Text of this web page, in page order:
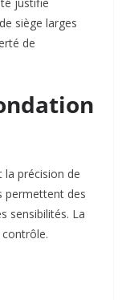
justifie
siège larges
de
la précision de
permettent des
sensibilités. La